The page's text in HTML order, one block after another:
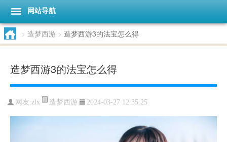
网站导航
> 造梦西游 > 造梦西游3的法宝怎么得
造梦西游3的法宝怎么得
网友:zlx 造梦西游 2024-03-27 12:35:25